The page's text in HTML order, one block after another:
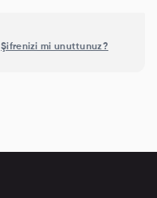
Şifrenizi mi unuttunuz?